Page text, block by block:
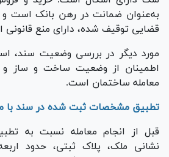
به‌عنوان ضمانت در رهن بانک است و
قضایی توقیف شده، دارای منع
مورد دیگر در بررسی وضعیت سند،
اطمینان از وضعیت ساخت و ساز و
معامله ساختمان است.
تطبیق مشخصات ثبت شده در سند با
قبل از انجام معامله نسبت به
نشانی ملک، پلاک ثبتی، حدود